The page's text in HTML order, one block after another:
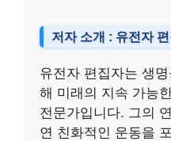
저자 소개 : 유전자
유전자 편집자는 생
해 미래의 지속 가능
전문가입니다. 그의
연 친화적인 운동을